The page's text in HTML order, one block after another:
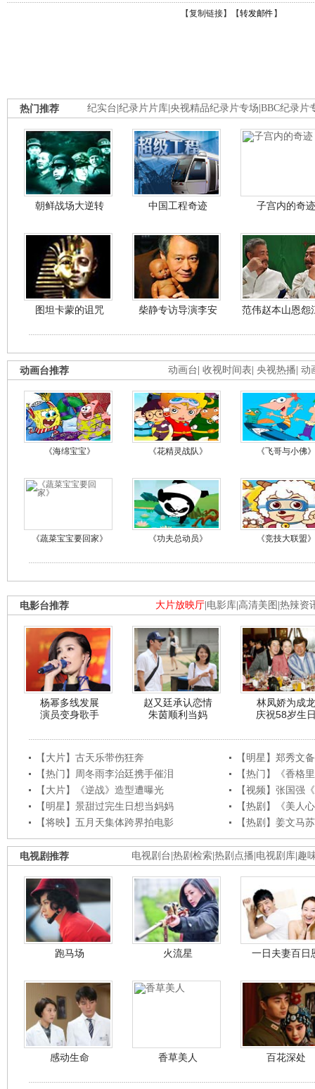
【复制链接】【转发邮件 】
纪实台 纪录片片库 央视精品纪录片专场 BBC纪录片
热门推荐
朝鲜战场大逆转 中国工程奇迹 子宫内的奇迹
图坦卡蒙的诅咒 柴静专访导演李安 范伟赵本山恩怨
动画台 收视时间表 央视热播 动
动画台推荐
《海绵宝宝》 《花精灵战队》 《飞哥与小佛》
《蔬菜宝宝要回家》 《功夫总动员》 《竞技大联盟》
大片放映厅 电影库 高清美图 热辣资
电影台推荐
杨幂多线发展
演员变身歌手
赵又廷承认恋情
朱茵顺利当妈
林凤娇为成龙
庆祝58岁生
【大片】古天乐带伤狂奔
【明星】郑秀文
【热门】周冬雨李治廷携手催泪
【热门】《香格
【大片】《逆战》造型遭曝光
【视频】张国强
【明星】景甜过完生日想当妈妈
【热剧】《美人
【将映】五月天集体跨界拍电影
【热剧】姜文马
电视剧台 热剧检索 热剧点播 电视剧库 趣
电视剧推荐
跑马场 火流星 一日夫妻百日
感动生命 香草美人 百花深处